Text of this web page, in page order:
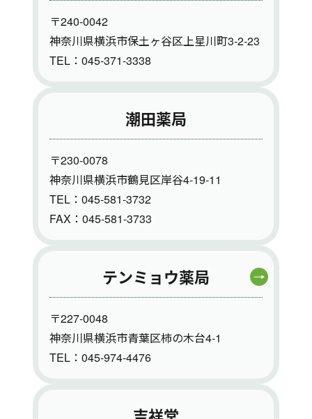
〒240-0042
神奈川県横浜市保土ヶ谷区上星川町3-2-23
TEL：045-371-3338
潮田薬局
〒230-0078
神奈川県横浜市鶴見区岸谷4-19-11
TEL：045-581-3732
FAX：045-581-3733
テンミョウ薬局
〒227-0048
神奈川県横浜市青葉区柿の木台4-1
TEL：045-974-4476